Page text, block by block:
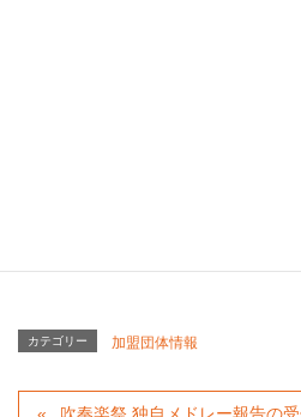
カテゴリー 加盟団体情報
吹奏楽祭 独自メドレー報告の